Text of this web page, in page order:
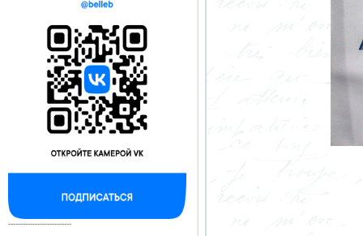
--------------------------